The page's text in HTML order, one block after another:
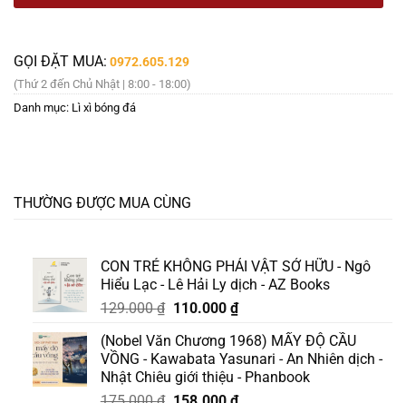
GỌI ĐẶT MUA: 0972.605.129
(Thứ 2 đến Chủ Nhật | 8:00 - 18:00)
Danh mục: Lì xì bóng đá
THƯỜNG ĐƯỢC MUA CÙNG
CON TRẺ KHÔNG PHẢI VẬT SỞ HỮU - Ngô
Hiểu Lạc - Lê Hải Ly dịch - AZ Books
129.000₫ Giá
là:
129.000 ₫.
110.000 ₫Giá
tại
là:
110.000 ₫.
(Nobel Văn Chương 1968) MẤY ĐỘ CẦU
VỒNG - Kawabata Yasunari - An Nhiên dịch -
Nhật Chiêu giới thiệu - Phanbook